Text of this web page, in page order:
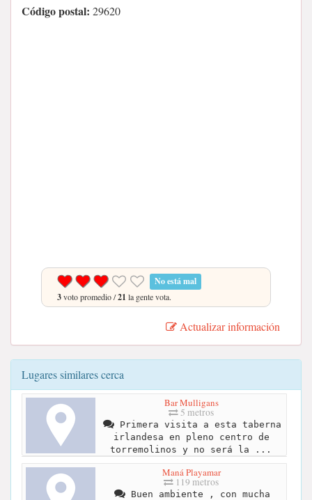
Código postal: 29620
No está mal
3voto promedio /21 la gente vota.
Actualizar información
Lugares similares cerca
Bar Mulligans
5 metros
Primera visita a esta taberna
irlandesa en pleno centro de
torremolinos y no será la ...
Maná Playamar
119 metros
Buen ambiente , con mucha